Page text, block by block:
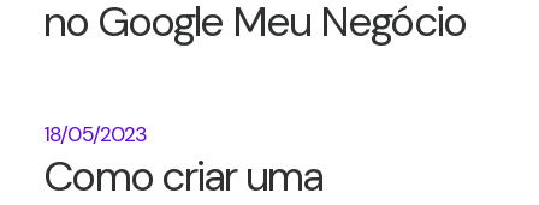
no Google Meu Negócio
18/05/2023
Como criar uma